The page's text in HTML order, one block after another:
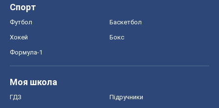
Спорт
Футбол Баскетбол
Хокей Бокс
Формула-1
Моя школа
ГДЗ Підручники